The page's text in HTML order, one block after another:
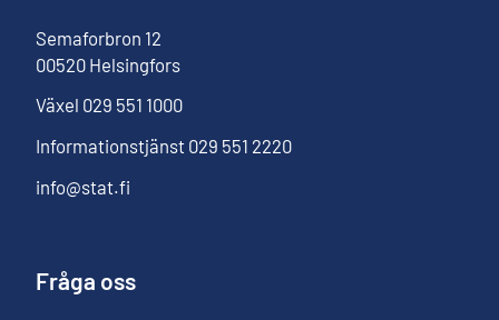
Semaforbron 12
00520 Helsingfors
Växel 029 551 1000
Informationstjänst 029 551 2220
info@stat.fi
Fråga oss